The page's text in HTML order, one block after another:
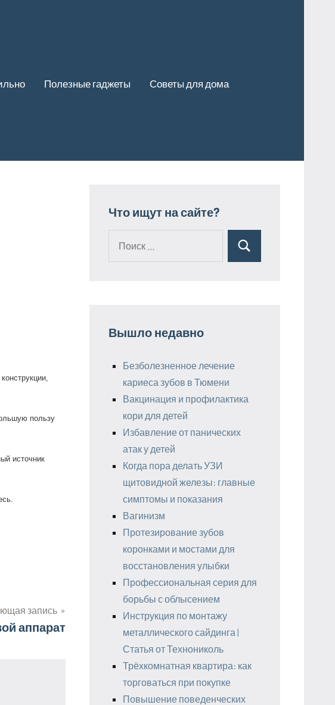
Полезные гаджеты Советы для дома
пользу
источник
запись
аппарат
Что ищут на сайте?
Поиск
Вышло недавно
Безболезненное лечение
кариеса зубов в Тюмени
Вакцинация и профилактика
кори для детей
Избавление от панических
атак у детей
Когда пора делать УЗИ
щитовидной железы: главные
симптомы и показания
Вагинизм
Протезирование зубов
коронками и мостами для
восстановления улыбки
Профессиональная серия для
борьбы с облысением
Инструкция по монтажу
металлического сайдинга |
Статья от Технониколь
Трёхкомнатная квартира: как
торговаться при покупке
Повышение поведенческих